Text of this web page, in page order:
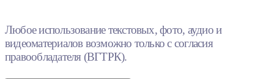
Любое использование текстовых, фото, аудио и
видеоматериалов возможно только с согласия
правообладателя (ВГТРК).